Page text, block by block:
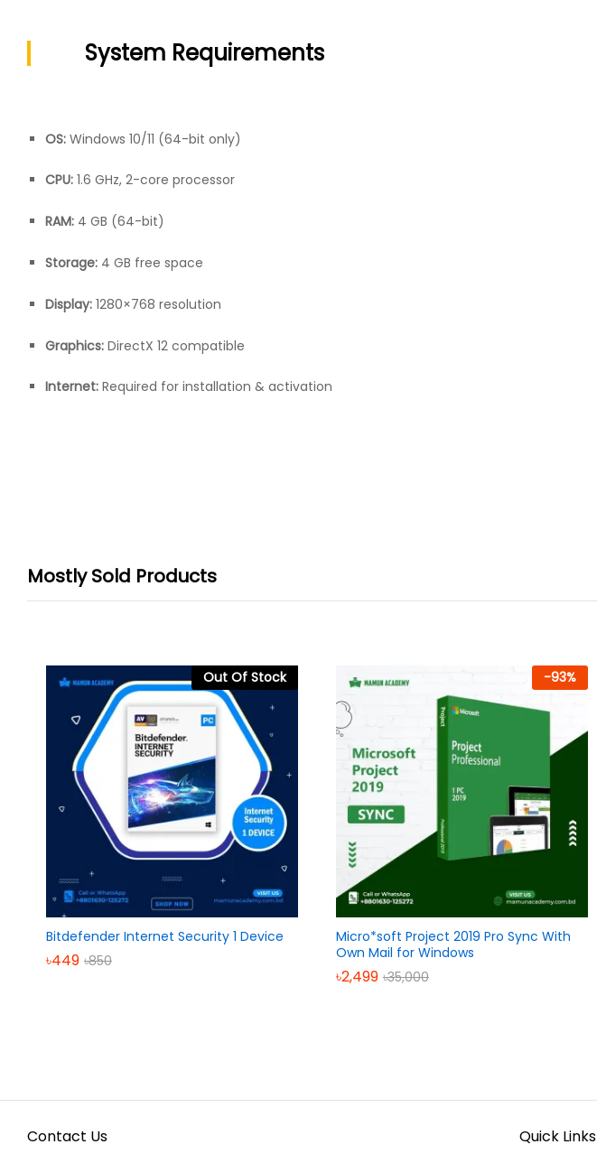
System Requirements
OS: Windows 10/11 (64-bit only)
CPU: 1.6 GHz, 2-core processor
RAM: 4 GB (64-bit)
Storage: 4 GB free space
Display: 1280×768 resolution
Graphics: DirectX 12 compatible
Internet: Required for installation & activation
Mostly Sold Products
Out Of Stock
Bitdefender Internet Security 1 Device
৳449 ৳850
-93%
Micro*soft Project 2019 Pro Sync With
Own Mail for Windows
৳2,499 ৳35,000
Contact Us Quick Links